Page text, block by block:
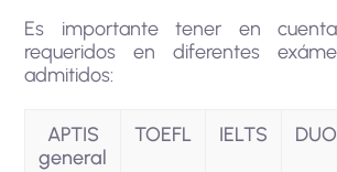
Es importante tener en
requeridos en diferentes
admitidos:
APTIS
general
TOEFL IELTS